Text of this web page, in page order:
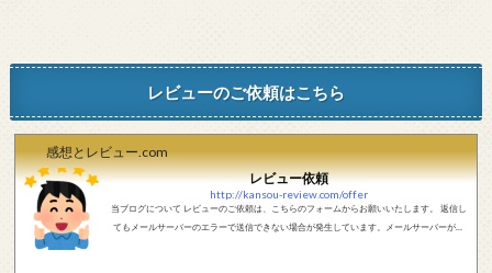
レビューのご依頼はこちら
感想とレビュー.com
レビュー依頼
http://kansou-review.com/offer
当ブログについて レビューのご依頼は、こちらのフォームからお願いいたします。 返信し
てもメールサーバーのエラーで送信できない場合が発生しています。メールサーバーが正